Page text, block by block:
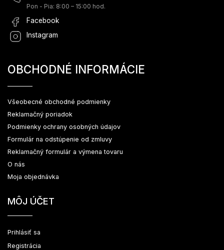
Pon - Pia: 8:00 – 15:00 hod.
Facebook
Instagram
OBCHODNÉ INFORMÁCIE
Všeobecné obchodné podmienky
Reklamačný poriadok
Podmienky ochrany osobných údajov
Formulár na odstúpenie od zmluvy
Reklamačný formulár a výmena tovaru
O nás
Moja objednávka
MÔJ ÚČET
Prihlásiť sa
Registrácia